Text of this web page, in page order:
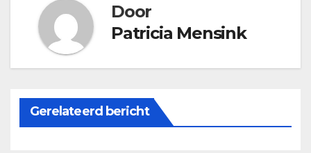
Door
Patricia Mensink
Gerelateerd bericht